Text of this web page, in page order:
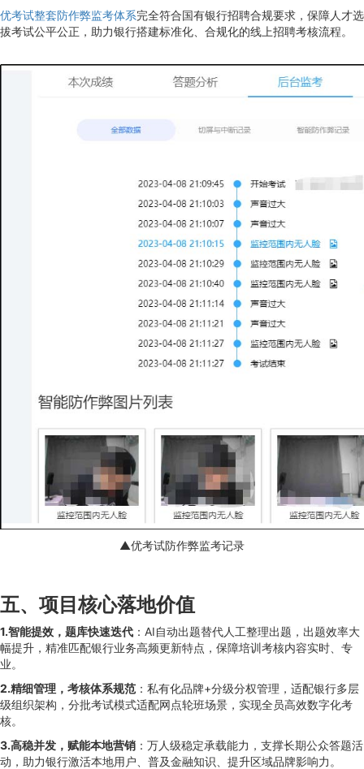
优考试整套防作弊监考体系完全符合国有银行招聘合规要求，保障人才选
拔考试公平公正，助力银行搭建标准化、合规化的线上招聘考核流程。
▲优考试防作弊监考记录
五、项目核心落地价值
1.智能提效，题库快速迭代 ：AI自动出题替代人工整理出题，出题效率大
幅提升，精准匹配银行业务高频更新特点，保障培训考核内容实时、专
业。
2.精细管理，考核体系规范 ：私有化品牌+分级分权管理，适配银行多层
级组织架构，分批考试模式适配网点轮班场景，实现全员高效数字化考
核。
3.高稳并发，赋能本地营销 ：万人级稳定承载能力，支撑长期公众答题活
动，助力银行激活本地用户、普及金融知识、提升区域品牌影响力。